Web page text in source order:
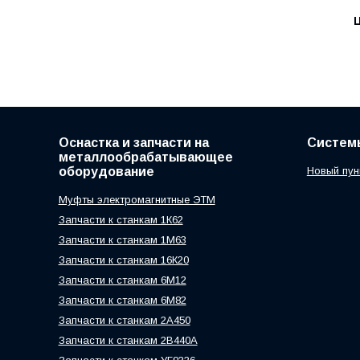
Оснастка и запчасти на
металлообрабатывающее
оборудование
Муфты электромагнитные ЭТМ
Запчасти к станкам 1К62
Запчасти к станкам 1М63
Запчасти к станкам 16К20
Запчасти к станкам 6М12
Запчасти к станкам 6М82
Запчасти к станкам 2А450
Запчасти к станкам 2В440А
Новый